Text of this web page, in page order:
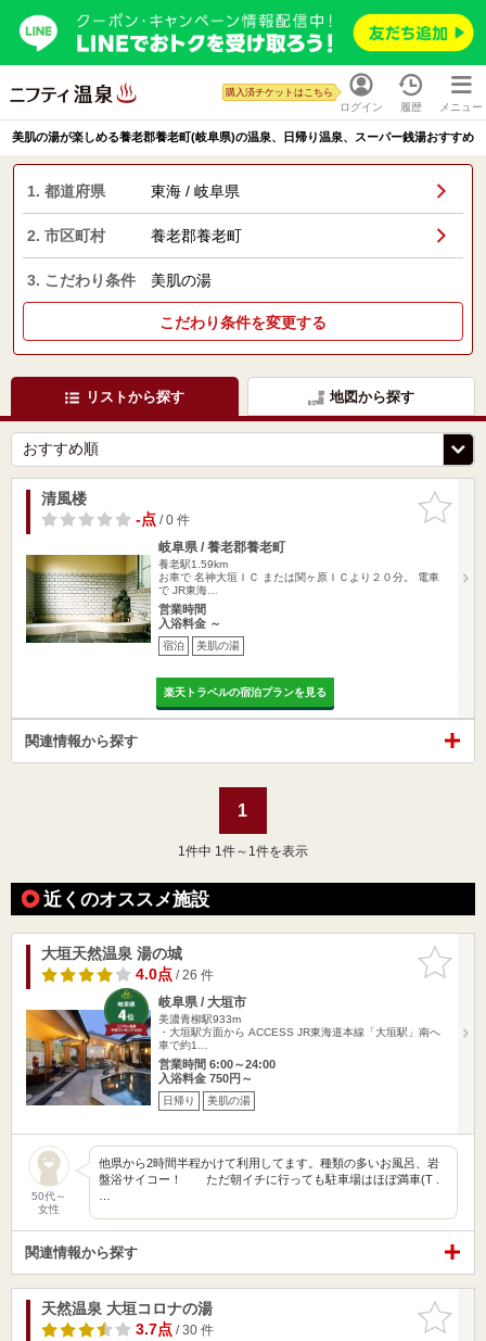
ログイン
購入済チケットはこちら
履歴 メニュー
美肌の湯が楽しめる養老郡養老町(岐阜県)の温泉、日帰り温泉、スーパー銭湯おすすめ
1. 都道府県 東海 / 岐阜県
2. 市区町村 養老郡養老町
3. こだわり条件 美肌の湯
こだわり条件を変更する
リストから探す 地図から探す
お気に入
りに追加
清風楼
-点/ 0 件
岐阜県 / 養老郡養老町
養老駅1.59km
お車で 名神大垣ＩＣ または関ヶ原ＩＣより２０分。 電車
で JR東海…
営業時間
入浴料金 ～
宿泊 美肌の湯
楽天トラベルの宿泊プランを見る
関連情報から探す
1
1 件中 1件～1件を表示
近くのオススメ施設
お気に入
りに追加
大垣天然温泉 湯の城
4.0点/ 26 件
岐阜県 / 大垣市
美濃青柳駅933m
・大垣駅方面から ACCESS JR東海道本線「大垣駅」南へ
車で約1…
営業時間 6:00～24:00
入浴料金 750円～
日帰り 美肌の湯
50代～
女性
他県から2時間半程かけて利用してます。種類の多いお風呂、岩
盤浴サイコー！ ただ朝イチに行っても駐車場はほぼ満車(T .
関連情報から探す
お気に入
りに追加
天然温泉 大垣コロナの湯
3.7点/ 30 件